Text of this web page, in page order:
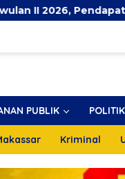
Pendapatan
PUBLIK POLITIK
Kriminal